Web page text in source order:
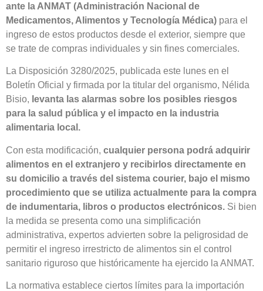
ante la ANMAT (Administración Nacional de
Medicamentos, Alimentos y Tecnología Médica) para el
ingreso de estos productos desde el exterior, siempre que
se trate de compras individuales y sin fines comerciales.
La Disposición 3280/2025, publicada este lunes en el
Boletín Oficial y firmada por la titular del organismo, Nélida
Bisio, levanta las alarmas sobre los posibles riesgos
para la salud pública y el impacto en la industria
alimentaria local.
Con esta modificación, cualquier persona podrá adquirir
alimentos en el extranjero y recibirlos directamente en
su domicilio a través del sistema courier, bajo el mismo
procedimiento que se utiliza actualmente para la compra
de indumentaria, libros o productos electrónicos. Si bien
la medida se presenta como una simplificación
administrativa, expertos advierten sobre la peligrosidad de
permitir el ingreso irrestricto de alimentos sin el control
sanitario riguroso que históricamente ha ejercido la ANMAT.
La normativa establece ciertos límites para la importación